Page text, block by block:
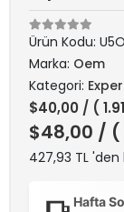
Ürün Kodu:
Marka: Oem
Kategori: Exper
$40,00 / (
$48,00 / (
427,93 TL
Hafta